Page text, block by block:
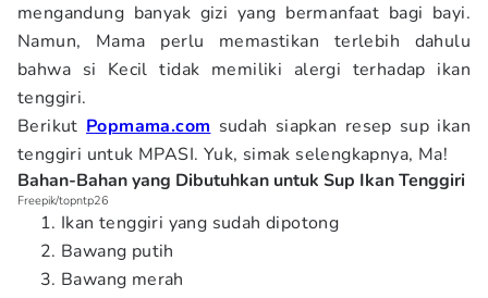
mengandung banyak gizi yang bermanfaat bagi bayi.
Namun, Mama perlu memastikan terlebih dahulu
bahwa si Kecil tidak memiliki alergi terhadap ikan
tenggiri.
Berikut Popmama.com sudah siapkan resep sup ikan
tenggiri untuk MPASI. Yuk, simak selengkapnya, Ma!
Bahan-Bahan yang Dibutuhkan untuk Sup Ikan Tenggiri
Freepik/topntp26
Ikan tenggiri yang sudah dipotong
Bawang putih
Bawang merah